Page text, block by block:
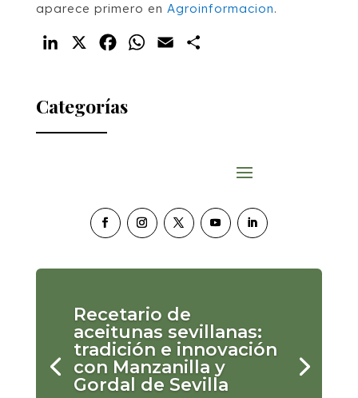
aparece primero en Agroinformacion.
LinkedIn FacebookWhatsApp
Email
Categorías
Recetario de
aceitunas sevillanas:
tradición e innovación
con Manzanilla y
Gordal de Sevilla